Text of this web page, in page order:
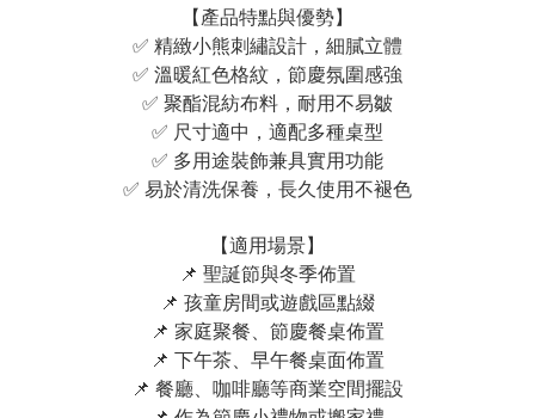
【產品特點與優勢】
✅ 精緻小熊刺繡設計，細膩立體
✅ 溫暖紅色格紋，節慶氛圍感強
✅ 聚酯混紡布料，耐用不易皺
✅ 尺寸適中，適配多種桌型
✅ 多用途裝飾兼具實用功能
✅ 易於清洗保養，長久使用不褪色
【適用場景】
📌 聖誕節與冬季佈置
📌 孩童房間或遊戲區點綴
📌 家庭聚餐、節慶餐桌佈置
📌 下午茶、早午餐桌面佈置
📌 餐廳、咖啡廳等商業空間擺設